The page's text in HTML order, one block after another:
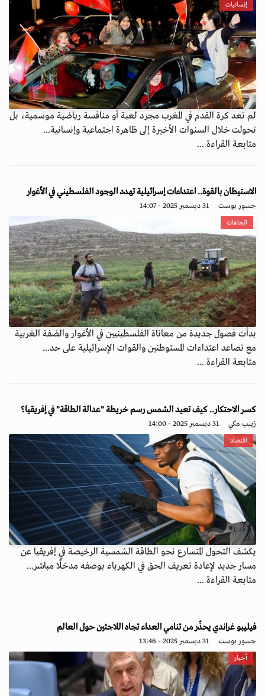
إنسانيات
لم تعد كرة القدم في المغرب مجرد لعبة أو منافسة رياضية موسمية، بل
تحولت خلال السنوات الأخيرة إلى ظاهرة اجتماعية وإنسانية...
متابعة القراءة ...
الاستيطان بالقوة.. اعتداءات إسرائيلية تهدد الوجود الفلسطيني في الأغوار
جسور بوست 31 ديسمبر 2025 - 14:07
اتجاهات
بدأت فصول جديدة من معاناة الفلسطينيين في الأغوار والضفة الغربية
مع تصاعد اعتداءات المستوطنين والقوات الإسرائيلية على حد...
متابعة القراءة ...
كسر الاحتكار.. كيف تعيد الشمس رسم خريطة "عدالة الطاقة" في إفريقيا؟
زينب مكي 31 ديسمبر 2025 - 14:00
اقتصاد
يكشف التحول المتسارع نحو الطاقة الشمسية الرخيصة في إفريقيا عن
مسار جديد لإعادة تعريف الحق في الكهرباء بوصفه مدخلًا مباشر...
متابعة القراءة ...
فيليبو غراندي يحذّر من تنامي العداء تجاه اللاجئين حول العالم
جسور بوست 31 ديسمبر 2025 - 13:46
أخبار